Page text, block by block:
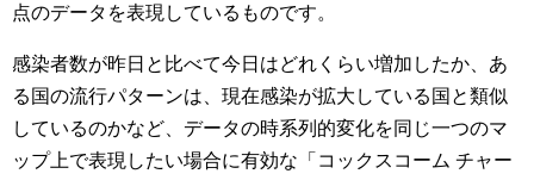
点のデータを表現しているものです。
感染者数が昨日と比べて今日はどれくらい増加したか、あ
る国の流行パターンは、現在感染が拡大している国と類似
しているのかなど、データの時系列的変化を同じ一つのマ
ップ上で表現したい場合に有効な「コックスコーム チャー